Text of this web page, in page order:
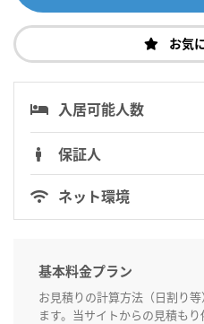
お気
入居可能人数
保証人
ネット環境
基本料金プラン
お見積りの計算方法（日割り
ます。当サイトからの見積もり